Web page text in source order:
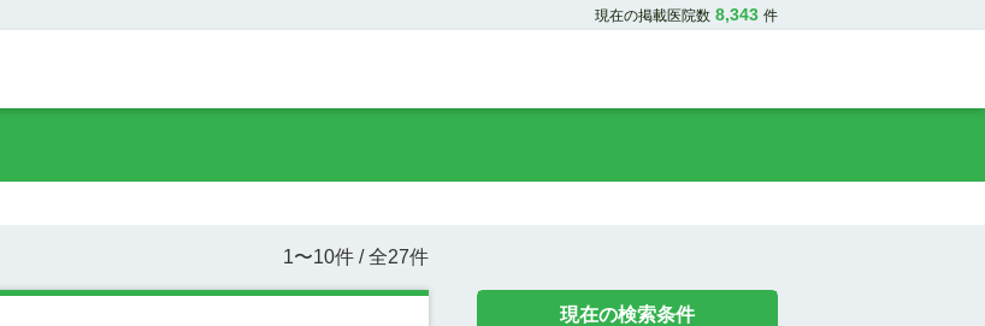
現在の掲載医院数 8,343 件
現在の検索条件
1〜10件 / 全27件